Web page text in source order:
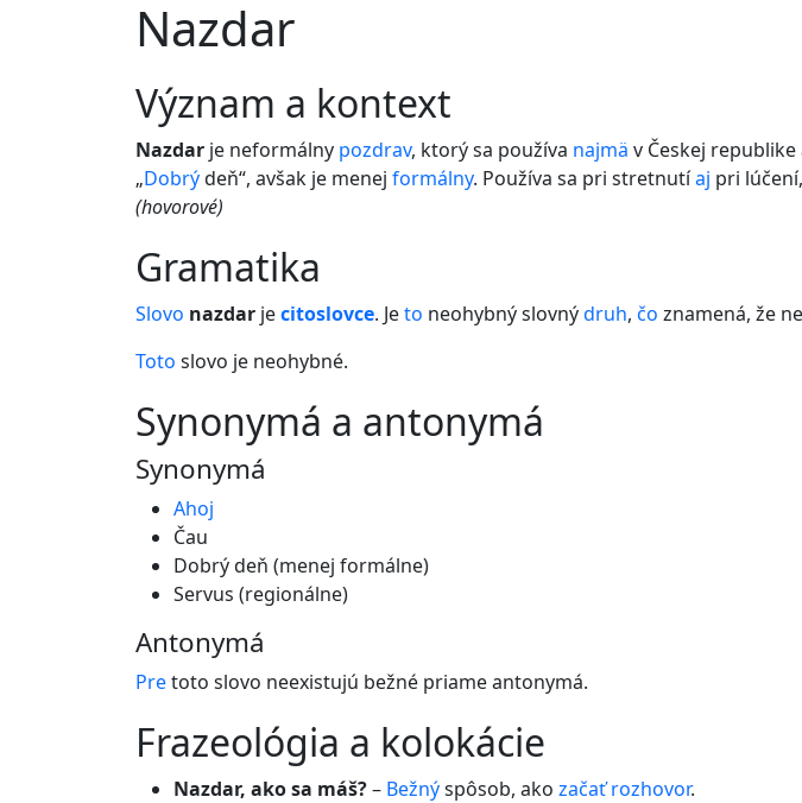
Nazdar
význam a kontext
Nazdar je neformálny pozdrav, ktorý sa používa najmä v Českej republike
„Dobrýdeň“, avšak je menej formálny. Používa sa pri stretnutíaj pri
(hovorové)
gramatika
Slovo nazdar jecitoslovce. Jeto neohybný slovnýdruh, čo znamená, že
Toto slovo je neohybné.
synonymá a antonymá
Synonymá
Ahoj
Čau
Dobrý deň (menej formálne)
Servus (regionálne)
Antonymá
Pretoto slovo neexistujú bežné priame antonymá.
frazeológia a kolokácie
Nazdar, ako sa máš?– Bežnýspôsob, ako začať rozhovor.